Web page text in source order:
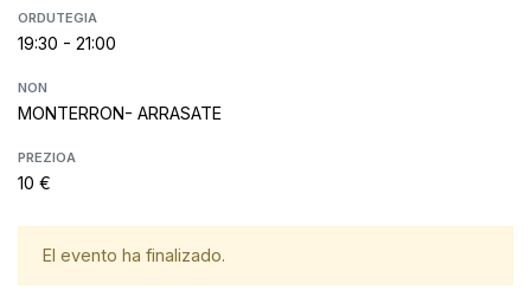
ORDUTEGIA
19:30 - 21:00
NON
MONTERRON- ARRASATE
PREZIOA
10 €
El evento ha finalizado.